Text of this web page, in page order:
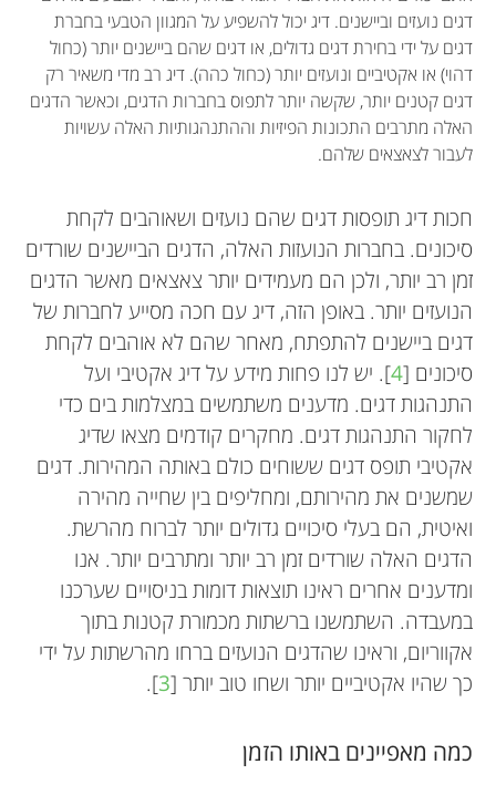
דגים נועזים וביישנים. דיג יכול להשפיע על המגוון הטבעי בחברת
דגים על ידי בחירת דגים גדולים, או דגים שהם ביישנים יותר (כחול
דהוי) או אקטיביים ונועזים יותר (כחול כהה). דיג רב מדי משאיר רק
דגים קטנים יותר, שקשה יותר לתפוס בחברות הדגים, וכאשר הדגים
האלה מתרבים התכונות הפיזיות וההתנהגותיות האלה עשויות
לעבור לצאצאים שלהם.
חכות דיג תופסות דגים שהם נועזים ושאוהבים לקחת
סיכונים. בחברות הנועזות האלה, הדגים הביישנים שורדים
זמן רב יותר, ולכן הם מעמידים יותר צאצאים מאשר הדגים
הנועזים יותר. באופן הזה, דיג עם חכה מסייע לחברות של
דגים ביישנים להתפתח, מאחר שהם לא אוהבים לקחת
סיכונים [4]. יש לנו פחות מידע על דיג אקטיבי ועל
התנהגות דגים. מדענים משתמשים במצלמות בים כדי
לחקור התנהגות דגים. מחקרים קודמים מצאו שדיג
אקטיבי תופס דגים ששוחים כולם באותה המהירות. דגים
שמשנים את מהירותם, ומחליפים בין שחייה מהירה
ואיטית, הם בעלי סיכויים גדולים יותר לברוח מהרשת.
הדגים האלה שורדים זמן רב יותר ומתרבים יותר. אנו
ומדענים אחרים ראינו תוצאות דומות בניסויים שערכנו
במעבדה. השתמשנו ברשתות מכמורת קטנות בתוך
אקווריום, וראינו שהדגים הנועזים ברחו מהרשתות על ידי
כך שהיו אקטיביים יותר ושחו טוב יותר [3
].
כמה מאפיינים באותו הזמן